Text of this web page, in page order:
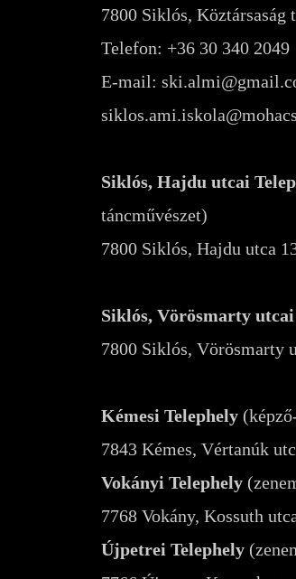
7800 Siklós, Köztársaság
Telefon: +36 30 340 2049
E-mail:
Siklós, Hajdu utcai
táncművészet)
7800 Siklós, Hajdu utca
Siklós, Vörösmarty
7800 Siklós, Vörösmarty
Kémesi Telephely
7843 Kémes, Vértanúk
Vokányi Telephely
7768 Vokány, Kossuth
Újpetrei Telephely